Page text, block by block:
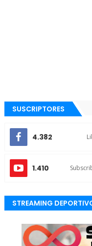
SUSCRIPTORES
4.382
1.410
STREAMING